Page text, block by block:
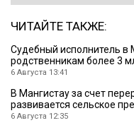
ЧИТАЙТЕ ТАКЖЕ:
Судебный исполнитель в
родственникам более 3
6 Августа 13:41
В Мангистау за счет
развивается сельское
6 Августа 12:35